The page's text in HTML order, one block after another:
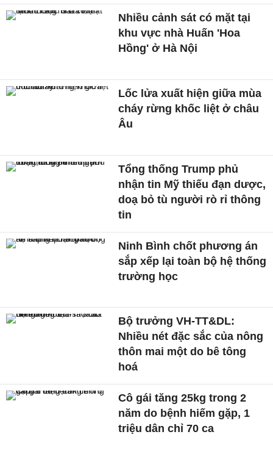
Nhiều cảnh sát có mặt tại
khu vực nhà Huấn 'Hoa
Hồng' ở Hà Nội
Lốc lửa xuất hiện giữa mùa
cháy rừng khốc liệt ở châu
Âu
Tổng thống Trump phủ
nhận tin Mỹ thiếu đạn dược,
doạ bỏ tù người rò rỉ thông
tin
Ninh Bình chốt phương án
sắp xếp lại toàn bộ hệ thống
trường học
Bộ trưởng VH-TT&DL:
Nhiều nét đặc sắc của nông
thôn mai một do bê tông
hoá
Cô gái tăng 25kg trong 2
năm do bệnh hiếm gặp, 1
triệu dân chỉ 70 ca